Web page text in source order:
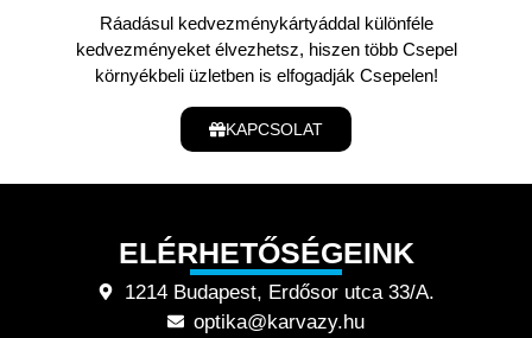
Ráadásul kedvezménykártyáddal különféle
kedvezményeket élvezhetsz, hiszen több Csepel
környékbeli üzletben is elfogadják Csepelen!
KAPCSOLAT
ELÉRHETŐSÉGEINK
1214 Budapest, Erdősor utca 33/A.
optika@karvazy.hu